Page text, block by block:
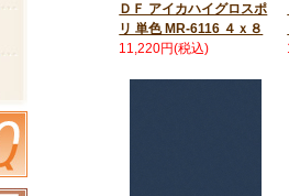
ＤＦ アイカハイグロスポ
リ 単色 MR-6116 ４ｘ８
11,220円(税込)